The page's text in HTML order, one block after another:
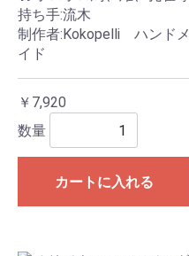
持ち手:流木
制作者:Kokopelli ハンドメ
イド
￥7,920
数量
カートに入れる